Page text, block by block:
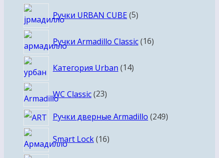
Ручки URBAN CUBE 55
Ручки Armadillo Classic 1616
Категория Urban 1414
WC Classic 2323
Ручки дверные Armadillo 249249
Smart Lock 1616